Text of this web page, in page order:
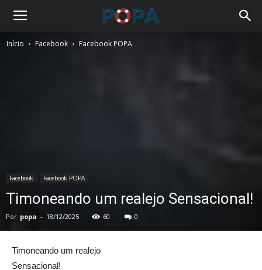
Início Facebook Facebook POPA
Facebook Facebook POPA
Timoneando um realejo Sensacional!
Por popa - 18/12/2025 60 0
Timoneando um realejo
Sensacional!